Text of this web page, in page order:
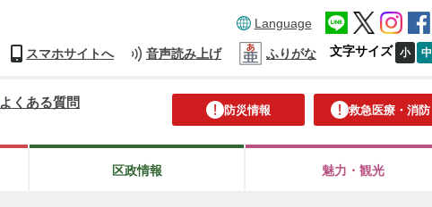
Language
スマホサイトへ 音声読み上げ ふりがな 文字サイズ 小 中
防災情報 救急医療・消防
よくある質問
区政情報 魅力・観光